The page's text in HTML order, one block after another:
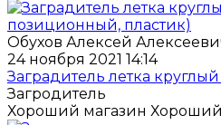
Обухов Алексей
24 ноября 2021 14:14
Заградитель летка
Загродитель
Хороший магазин